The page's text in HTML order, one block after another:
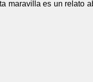
maravilla es un relato